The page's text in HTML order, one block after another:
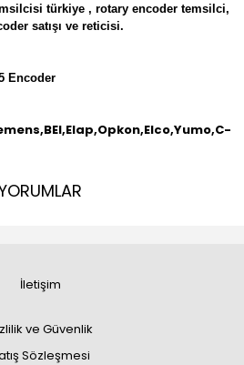
türkiye , rotary encoder temsilci,
satışı ve reticisi.
Encoder
İletişim
ve Güvenlik
Sözleşmesi